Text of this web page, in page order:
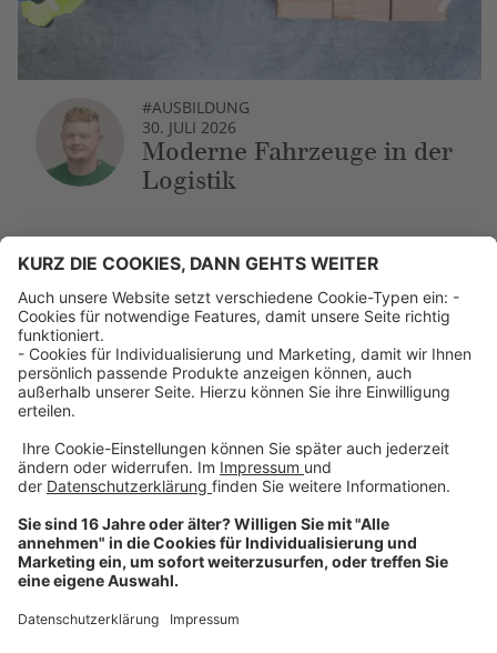
#AUSBILDUNG
30. JULI 2026
Moderne Fahrzeuge in der
Logistik
Über uns
Dehner Unternehmen
Jobs bei Dehner